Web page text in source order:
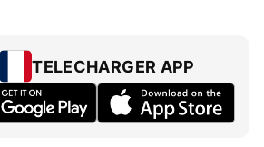
TELECHARGER APP